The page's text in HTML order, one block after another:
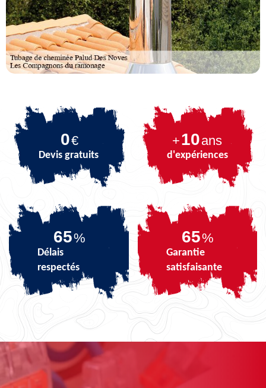
0€
Devis gratuits
+10ans
d'expériences
82%
Délais
respectés
82%
Garantie
satisfaisante